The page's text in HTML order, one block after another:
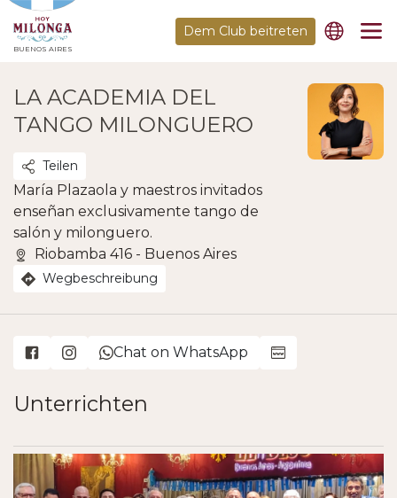
BUENOS AIRES
Dem Club beitreten
LA ACADEMIA DEL
TANGO MILONGUERO
Teilen
María Plazaola y maestros invitados
enseñan exclusivamente tango de
salón y milonguero.
Riobamba 416 - Buenos Aires
Wegbeschreibung
Chat on WhatsApp
Unterrichten